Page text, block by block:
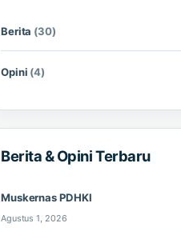
Berita (30)
Opini (4)
Berita & Opini Terbaru
Muskernas PDHKI
Agustus 1, 2026